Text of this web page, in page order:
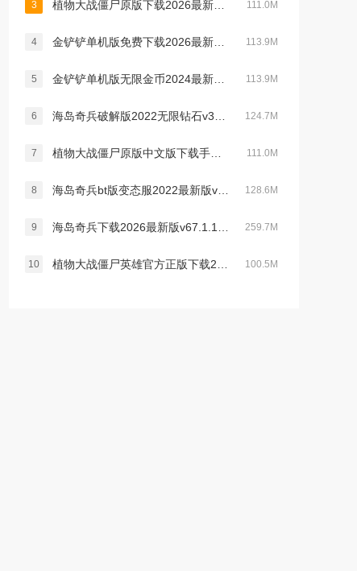
3 111.0M
4 113.9M
5 113.9M
6 124.7M
7 111.0M
8 128.6M
9 259.7M
10 100.5M